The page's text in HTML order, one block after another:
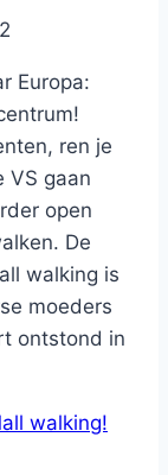
Europa:
ren je
VS gaan
open
De
walking is
moeders
ontstond in
walking!